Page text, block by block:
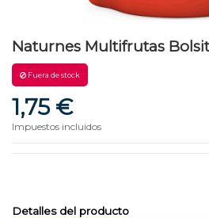
Naturnes Multifrutas
Fuera de stock
1,75 €
Impuestos incluidos
Detalles del producto